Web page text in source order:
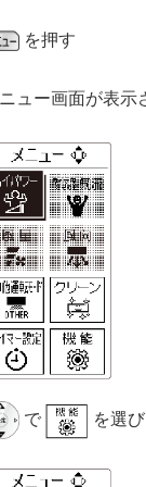
を押す
ュー画面が表示
で を選